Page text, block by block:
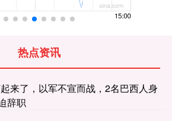
热点资讯
来了，以军不宣而战，2名巴西人身
辞职